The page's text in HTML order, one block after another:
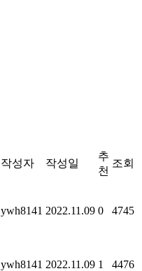
작성자 작성일
추
천
조회
ywh8141 2022.11.09 0 4745
ywh8141 2022.11.09 1 4476